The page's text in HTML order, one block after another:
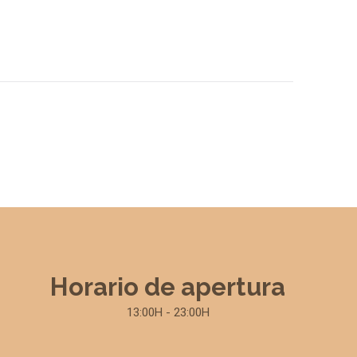
Horario de apertura
13:00H - 23:00H